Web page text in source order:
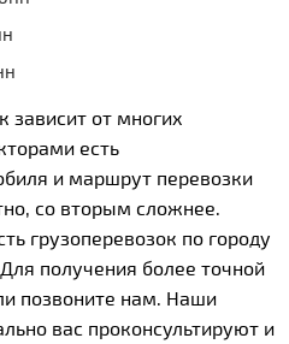
зависит от многих
есть
и маршрут перевозки
со вторым сложнее.
грузоперевозок по городу
получения более точной
позвоните нам. Наши
вас проконсультируют и